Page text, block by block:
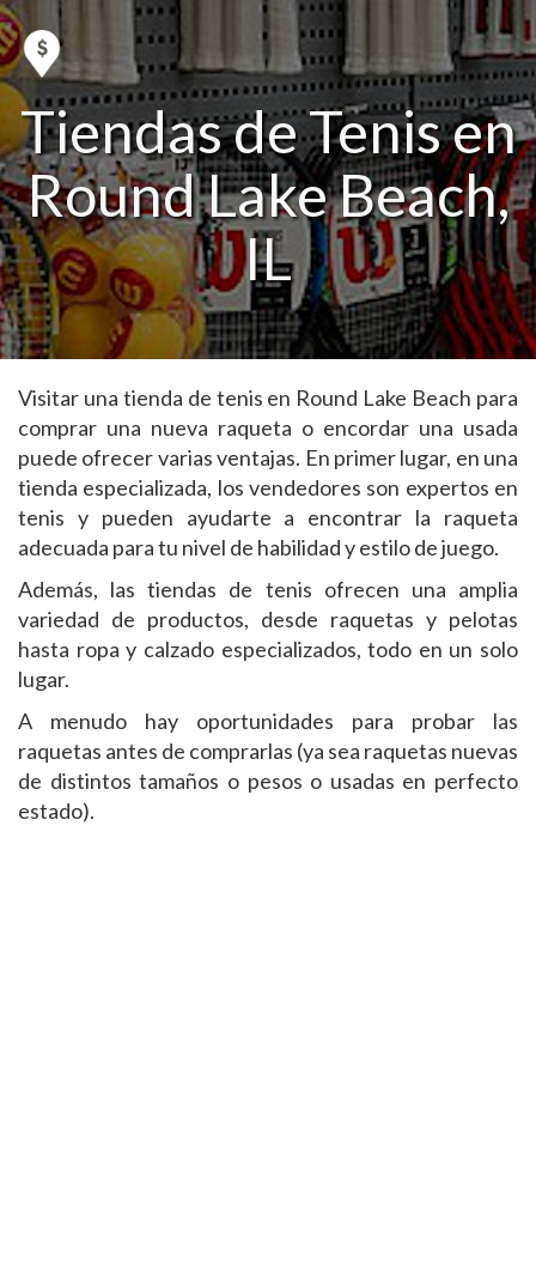
Tiendas de Tenis en
Round Lake Beach,
IL
Visitar una tienda de tenis en Round Lake Beach para
comprar una nueva raqueta o encordar una usada
puede ofrecer varias ventajas. En primer lugar, en una
tienda especializada, los vendedores son expertos en
tenis y pueden ayudarte a encontrar la raqueta
adecuada para tu nivel de habilidad y estilo de juego.
Además, las tiendas de tenis ofrecen una amplia
variedad de productos, desde raquetas y pelotas
hasta ropa y calzado especializados, todo en un solo
lugar.
A menudo hay oportunidades para probar las
raquetas antes de comprarlas (ya sea raquetas nuevas
de distintos tamaños o pesos o usadas en perfecto
estado).